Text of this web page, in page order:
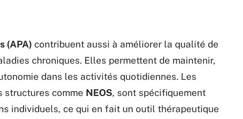
(APA) contribuent aussi à améliorer la qualité de
chroniques. Elles permettent de maintenir,
dans les activités quotidiennes. Les
structures comme NEOS, sont spécifiquement
individuels, ce qui en fait un outil thérapeutique